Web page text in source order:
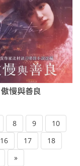
傲慢與善良
8 9
10
16 17
18
»